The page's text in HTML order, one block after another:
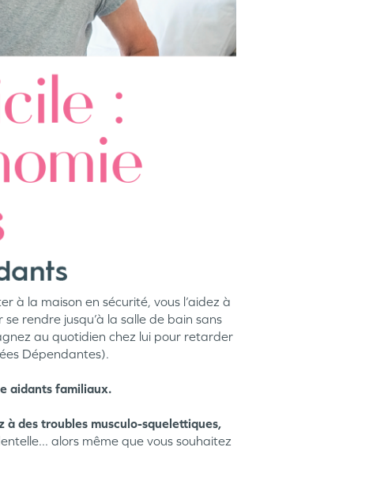
à la maison en sécurité, vous l’aidez à
rendre jusqu’à la salle de bain sans
au quotidien chez lui pour retarder
Dépendantes).
aidants familiaux.
à des troubles musculo-squelettiques,
alors même que vous souhaitez